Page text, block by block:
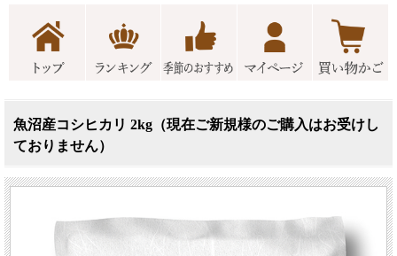
魚沼産コシヒカリ 2kg（現在ご新規様のご購入はお受けし
ておりません）